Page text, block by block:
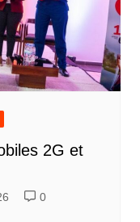
2G et
0